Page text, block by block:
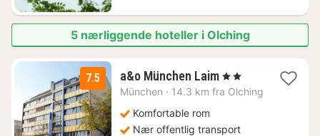
5 nærliggende hoteller i Olching
7.5 a&o München Laim2
netter
kr.
, 2 Stjerner
München · 14.3 km fra Olching
Komfortable rom
Nær offentlig transport